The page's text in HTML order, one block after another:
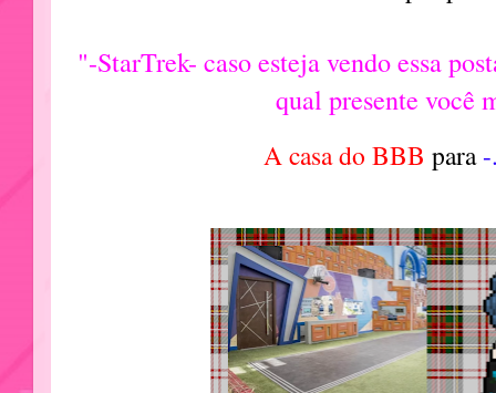
"-StarTrek- caso esteja vendo essa
qual presente você
A casa do BBB para